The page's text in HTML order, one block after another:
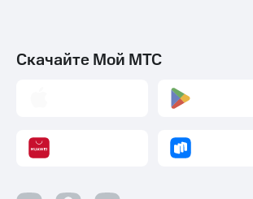
Скачайте Мой МТС